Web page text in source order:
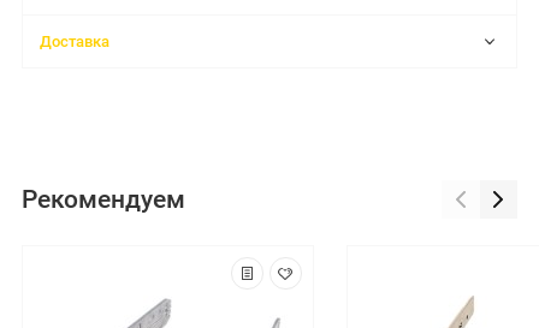
Доставка
Рекомендуем